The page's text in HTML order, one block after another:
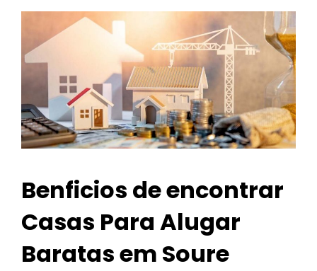
Benficios de encontrar
Casas Para Alugar
Baratas em Soure